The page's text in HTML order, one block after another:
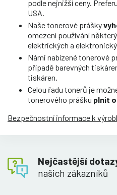
podle nejnižší ceny.
USA.
Naše tonerové prášky
omezení používání
elektrických a
Námi nabízené tonerové
případě barevných
tiskáren.
Celou řadu tonerů je
tonerového prášku plnit
Bezpečnostní informace k
Nejčastější
našich zákazníků